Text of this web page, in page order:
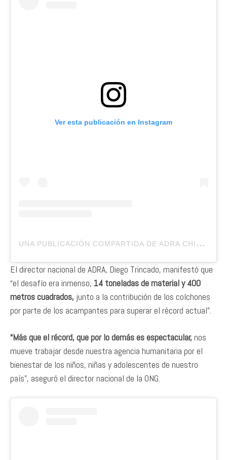
Ver esta publicación en Instagram
U
NA PUBLICACIÓN COMPARTIDA DE ADRA CHILE
El director nacional de ADRA, Diego Trincado, manifestó que
“el desafío era inmenso, 14 toneladas de material y 400
metros cuadrados, junto a la contribución de los colchones
por parte de los acampantes para superar el récord actual”.
“Más que el récord, que por lo demás es espectacular, nos
mueve trabajar desde nuestra agencia humanitaria por el
bienestar de los niños, niñas y adolescentes de nuestro
país”, aseguró el director nacional de la ONG.